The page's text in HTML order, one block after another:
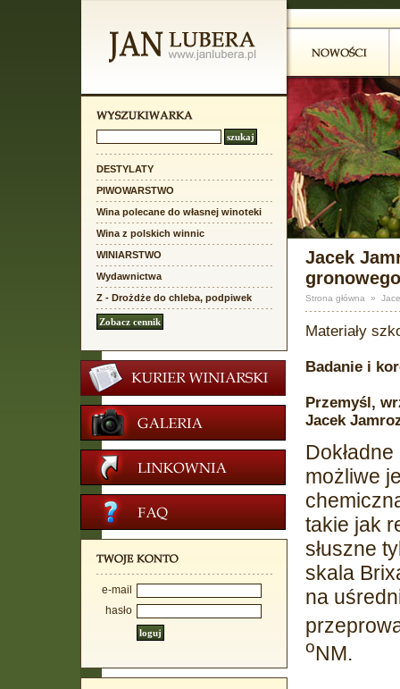
DESTYLATY
PIWOWARSTWO
Wina polecane do własnej winoteki
Wina z polskich winnic
WINIARSTWO
Wydawnictwa
Z - Drożdże do chleba, podpiwek
e-mail
hasło
Jacek
gronowego
Strona główna »
Materiały
Badanie i
Przemyśl,
Jacek
możliwe
takie jak
słuszne
skala
na
oNM.